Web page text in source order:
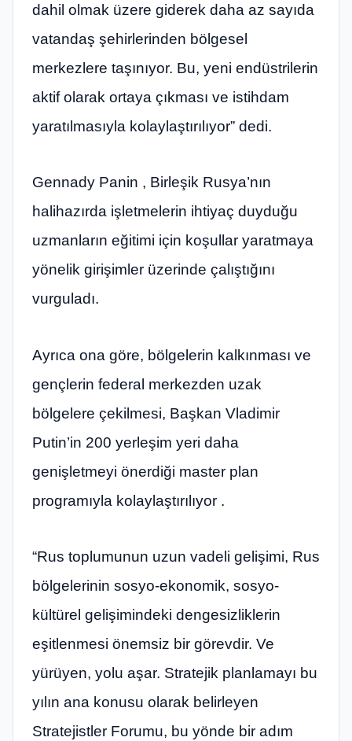
dahil olmak üzere giderek daha az sayıda
vatandaş şehirlerinden bölgesel
merkezlere taşınıyor. Bu, yeni endüstrilerin
aktif olarak ortaya çıkması ve istihdam
yaratılmasıyla kolaylaştırılıyor” dedi.
Gennady Panin , Birleşik Rusya’nın
halihazırda işletmelerin ihtiyaç duyduğu
uzmanların eğitimi için koşullar yaratmaya
yönelik girişimler üzerinde çalıştığını
vurguladı.
Ayrıca ona göre, bölgelerin kalkınması ve
gençlerin federal merkezden uzak
bölgelere çekilmesi, Başkan Vladimir
Putin’in 200 yerleşim yeri daha
genişletmeyi önerdiği master plan
programıyla kolaylaştırılıyor .
“Rus toplumunun uzun vadeli gelişimi, Rus
bölgelerinin sosyo-ekonomik, sosyo-
kültürel gelişimindeki dengesizliklerin
eşitlenmesi önemsiz bir görevdir. Ve
yürüyen, yolu aşar. Stratejik planlamayı bu
yılın ana konusu olarak belirleyen
Stratejistler Forumu, bu yönde bir adım